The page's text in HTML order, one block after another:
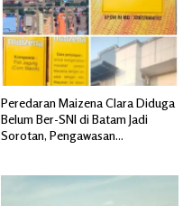
Peredaran Maizena Clara Diduga
Belum Ber-SNI di Batam Jadi
Sorotan, Pengawasan